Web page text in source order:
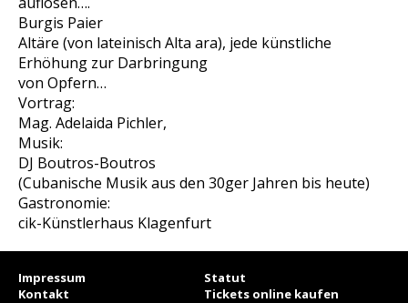
Burgis Paier
Altäre (von lateinisch Alta ara), jede künstliche
Erhöhung zur Darbringung
von Opfern…
Vortrag:
Mag. Adelaida Pichler,
Musik:
DJ Boutros-Boutros
(Cubanische Musik aus den 30ger Jahren bis heute)
Gastronomie:
cik-Künstlerhaus Klagenfurt
Impressum
Statut
Kontakt
Tickets online kaufen